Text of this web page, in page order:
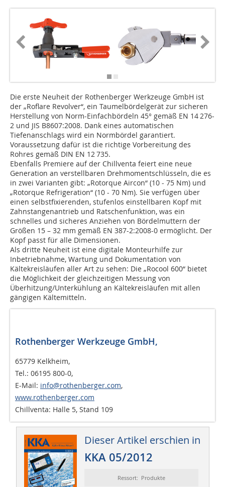
Die erste Neuheit der Rothenberger Werkzeuge GmbH ist
der „Roflare Revolver“, ein Taumelbördelgerät zur sicheren
Herstellung von Norm-Einfachbördeln 45° gemäß EN 14 276-
2 und JIS B8607:2008. Dank eines automatischen
Tiefenanschlags wird ein Normbördel garantiert.
Voraussetzung dafür ist die richtige Vorbereitung des
Rohres gemäß DIN EN 12 735.
Ebenfalls Premiere auf der Chillventa feiert eine neue
Generation an verstellbaren Drehmomentschlüsseln, die es
in zwei Varianten gibt: „Rotorque Aircon“ (10 - 75 Nm) und
„Rotorque Refrigeration“ (10 - 70 Nm). Sie verfügen über
einen selbstfixierenden, stufenlos einstellbaren Kopf mit
Zahnstangenantrieb und Ratschenfunktion, was ein
schnelles und sicheres Anziehen von Bördelmuttern der
Größen 15 – 32 mm gemäß EN 387-2:2008-0 ermöglicht. Der
Kopf passt für alle Dimensionen.
Als dritte Neuheit ist eine digitale Monteurhilfe zur
Inbetriebnahme, Wartung und Dokumentation von
Kältekreisläufen aller Art zu sehen: Die „Rocool 600“ bietet
die Möglichkeit der gleichzeitigen Messung von
Überhitzung/Unterkühlung an Kältekreisläufen mit allen
gängigen Kältemitteln.
Rothenberger Werkzeuge GmbH,
65779 Kelkheim,
Tel.: 06195 800-0,
E-Mail: info@rothenberger.com,
www.rothenberger.com
Chillventa: Halle 5, Stand 109
Dieser Artikel erschien in
KKA 05/2012
Ressort: Produkte